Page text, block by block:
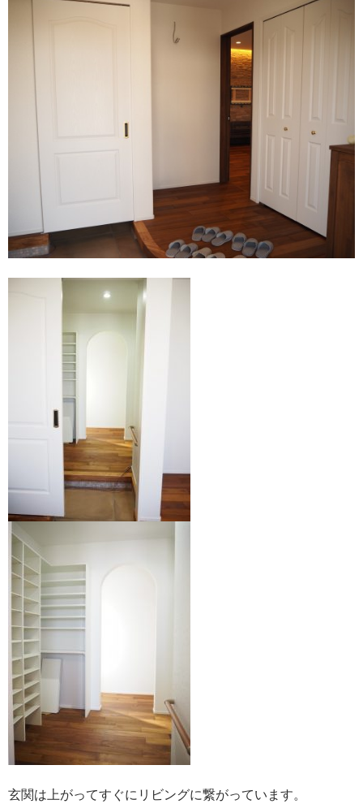
玄関は上がってすぐにリビングに繋がっています。